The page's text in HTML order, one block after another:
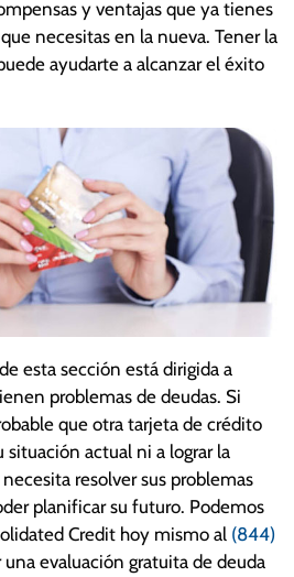
y ventajas que ya tienes
necesitas en la nueva. Tener la
ayudarte a alcanzar el éxito
esta sección está dirigida a
problemas de deudas. Si
que otra tarjeta de crédito
situación actual ni a lograr la
resolver sus problemas
planificar su futuro. Podemos
Credit hoy mismo al (844)
una evaluación gratuita de deuda